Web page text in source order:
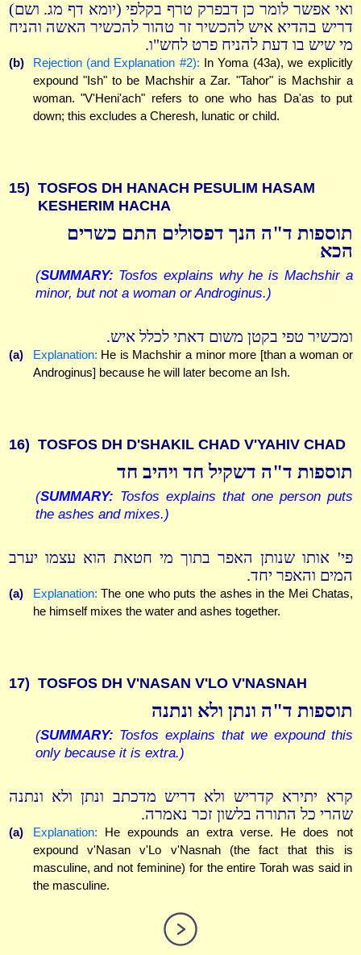
ואי אפשר לומר כן דבפרק טרף בקלפי (יומא דף מג. ושם)
דריש בהדיא איש להכשיר זר טהור להכשיר האשה והניח
מי שיש בו דעת להניח פרט לחש"ו.
(b) Rejection (and Explanation #2): In Yoma (43a), we explicitly
expound "Ish" to be Machshir a Zar. "Tahor" is Machshir a
woman. "V'Heni'ach" refers to one who has Da'as to put
down; this excludes a Cheresh, lunatic or child.
15) TOSFOS DH HANACH PESULIM HASAM
KESHERIM HACHA
תוספות ד"ה הנך דפסולים התם כשרים
הכא
(SUMMARY: Tosfos explains why he is Machshir a
minor, but not a woman or Androginus.)
ומכשיר טפי בקטן משום דאתי לכלל איש.
(a) Explanation: He is Machshir a minor more [than a woman or
Androginus] because he will later become an Ish.
16) TOSFOS DH D'SHAKIL CHAD V'YAHIV CHAD
תוספות ד"ה דשקיל חד ויהיב חד
(SUMMARY: Tosfos explains that one person puts
the ashes and mixes.)
פי' אותו שנותן האפר בתוך מי חטאת הוא עצמו יערב
המים והאפר יחד.
(a) Explanation: The one who puts the ashes in the Mei Chatas,
he himself mixes the water and ashes together.
17) TOSFOS DH V'NASAN V'LO V'NASNAH
תוספות ד"ה ונתן ולא ונתנה
(SUMMARY: Tosfos explains that we expound this
only because it is extra.)
קרא יתירא קדריש ולא דריש מדכתב ונתן ולא ונתנה
שהרי כל התורה בלשון זכר נאמרה.
(a) Explanation: He expounds an extra verse. He does not
expound v'Nasan v'Lo v'Nasnah (the fact that this is
masculine, and not feminine) for the entire Torah was said in
the masculine.